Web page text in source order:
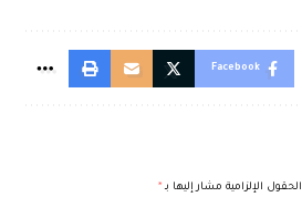
Facebook
الحقول الإلزامية مشار إليها بـ *